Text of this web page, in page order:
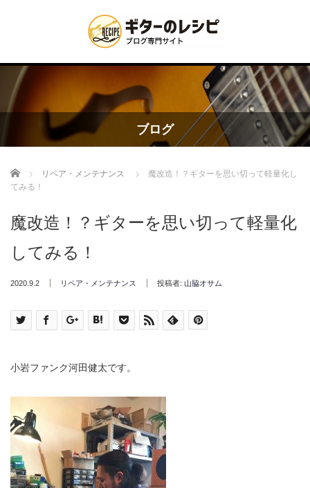
ブログ
Home リペア・メンテナンス
魔改造！？ギターを思い切って軽量化し
てみる！
魔改造！？ギターを思い切って軽量化
してみる！
2020.9.2 リペア・メンテナンス 投稿者: 山脇オサム
小岩ファンク河田健太です。